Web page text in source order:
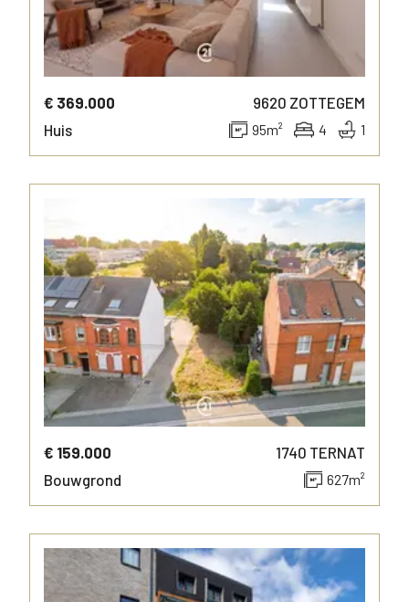
MEER INFO
€ 369.000 9620 ZOTTEGEM
Huis
95m² 4 1
MEER INFO
€ 159.000 1740 TERNAT
Bouwgrond
627m²